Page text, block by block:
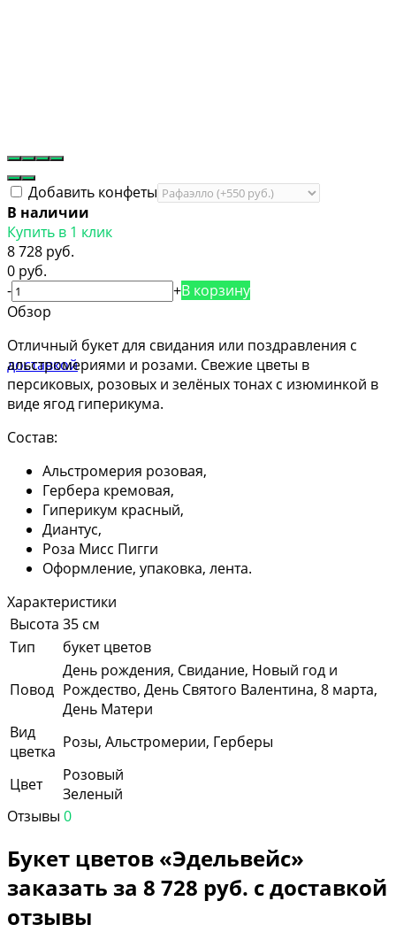
Добавить конфеты
В наличии
Купить в 1 клик
8 728 руб.
0 руб.
-
+В корзину
Обзор
Отличный букет для свидания или поздравления с
альстромериями и розами. Свежие цветы в
персиковых, розовых и зелёных тонах с изюминкой в
виде ягод гиперикума.
Состав:
Альстромерия розовая,
Гербера кремовая,
Гиперикум красный,
Диантус,
Роза Мисс Пигги
Оформление, упаковка, лента.
Характеристики
Высота 35 см
Тип
букет цветов
Повод
День рождения, Свидание, Новый год и
Рождество, День Святого Валентина, 8 марта,
День Матери
Вид
цветка Розы, Альстромерии, Герберы
Цвет
Розовый
Зеленый
Отзывы 0
Букет цветов «Эдельвейс»
заказать за 8 728 руб. с доставкой
отзывы